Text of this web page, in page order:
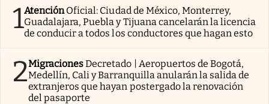
1AtenciónOficial: Ciudad de México, Monterrey,
Guadalajara, Puebla y Tijuana cancelarán la licencia
de conducir a todos los conductores que hagan esto
2MigracionesDecretado | Aeropuertos de Bogotá,
Medellín, Cali y Barranquilla anularán la salida de
extranjeros que hayan postergado la renovación
del pasaporte